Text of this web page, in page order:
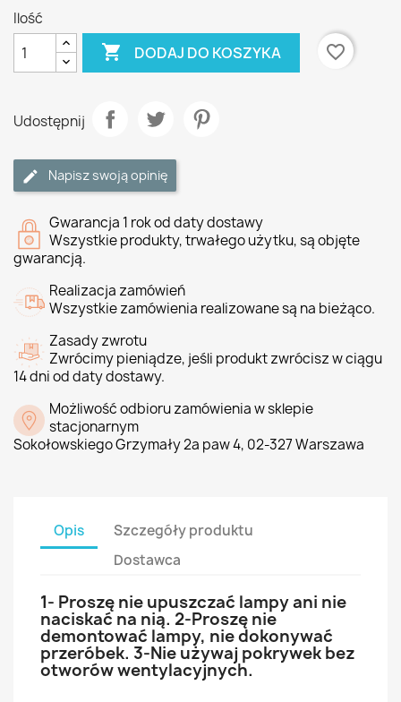
Ilość
 DODAJ DO KOSZYKA favorite_border
Udostępnij
Napisz swoją opinię
Gwarancja 1 rok od daty dostawy
Wszystkie produkty, trwałego użytku, są objęte
gwarancją.
Realizacja zamówień
Wszystkie zamówienia realizowane są na bieżąco.
Zasady zwrotu
Zwrócimy pieniądze, jeśli produkt zwrócisz w ciągu
14 dni od daty dostawy.
Możliwość odbioru zamówienia w sklepie
stacjonarnym
Sokołowskiego Grzymały 2a paw 4, 02-327 Warszawa
Opis
Szczegóły produktu
Dostawca
1- Proszę nie upuszczać lampy ani nie
naciskać na nią. 2-Proszę nie
demontować lampy, nie dokonywać
przeróbek. 3-Nie używaj pokrywek bez
otworów wentylacyjnych.